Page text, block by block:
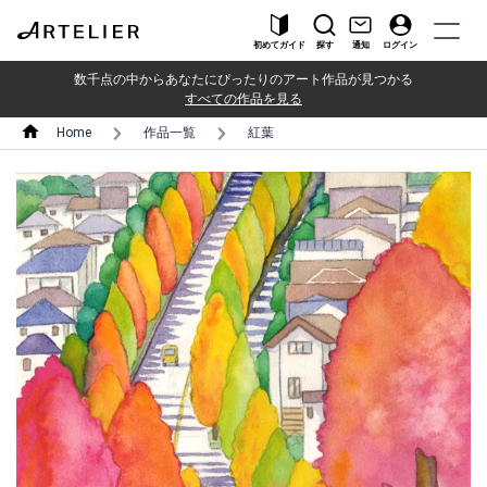
初めてガイド 探す 通知 ログイン
数千点の中からあなたにぴったりのアート作品が見つかる
すべての作品を見る
Home 作品一覧 紅葉